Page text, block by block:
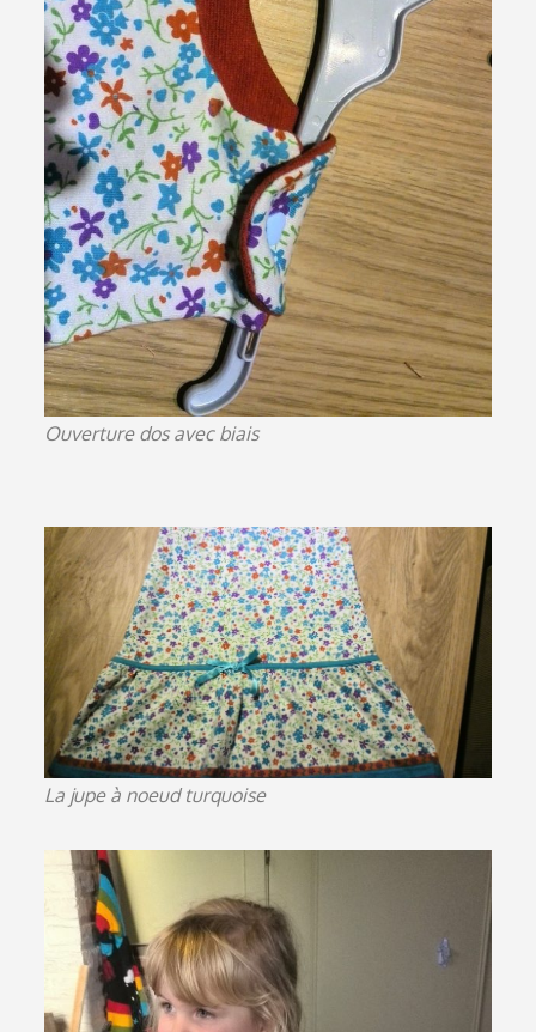
Ouverture dos avec biais
La jupe à noeud turquoise